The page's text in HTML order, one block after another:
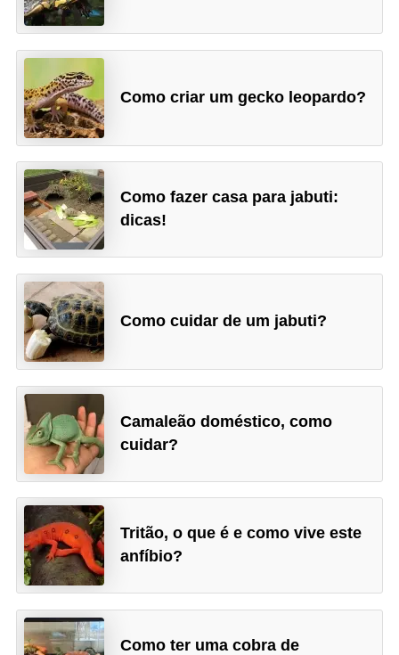
Como criar um gecko leopardo?
Como fazer casa para jabuti:
dicas!
Como cuidar de um jabuti?
Camaleão doméstico, como
cuidar?
Tritão, o que é e como vive este
anfíbio?
Como ter uma cobra de
s
f
e
l
i
n
o
s
e
i
x
e
s
o
r
n
a
m
e
n
t
a